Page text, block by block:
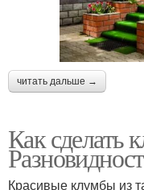
читать дальше →
Как сделать
Красивые клумбы из